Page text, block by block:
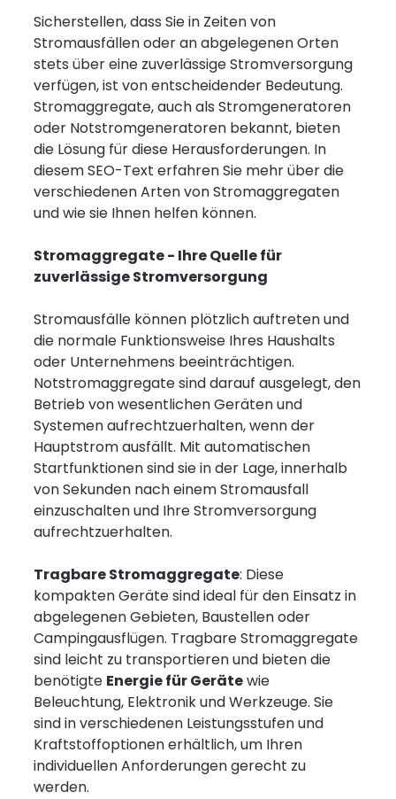
Sicherstellen, dass Sie in Zeiten von
Stromausfällen oder an abgelegenen Orten
stets über eine zuverlässige Stromversorgung
verfügen, ist von entscheidender Bedeutung.
Stromaggregate, auch als Stromgeneratoren
oder Notstromgeneratoren bekannt, bieten
die Lösung für diese Herausforderungen. In
diesem SEO-Text erfahren Sie mehr über die
verschiedenen Arten von Stromaggregaten
und wie sie Ihnen helfen können.
Stromaggregate - Ihre Quelle für
zuverlässige Stromversorgung
Stromausfälle können plötzlich auftreten und
die normale Funktionsweise Ihres Haushalts
oder Unternehmens beeinträchtigen.
Notstromaggregate sind darauf ausgelegt, den
Betrieb von wesentlichen Geräten und
Systemen aufrechtzuerhalten, wenn der
Hauptstrom ausfällt. Mit automatischen
Startfunktionen sind sie in der Lage, innerhalb
von Sekunden nach einem Stromausfall
einzuschalten und Ihre Stromversorgung
aufrechtzuerhalten.
Tragbare Stromaggregate: Diese
kompakten Geräte sind ideal für den Einsatz in
abgelegenen Gebieten, Baustellen oder
Campingausflügen. Tragbare Stromaggregate
sind leicht zu transportieren und bieten die
benötigte Energie für Gerätewie
Beleuchtung, Elektronik und Werkzeuge. Sie
sind in verschiedenen Leistungsstufen und
Kraftstoffoptionen erhältlich, um Ihren
individuellen Anforderungen gerecht zu
werden.